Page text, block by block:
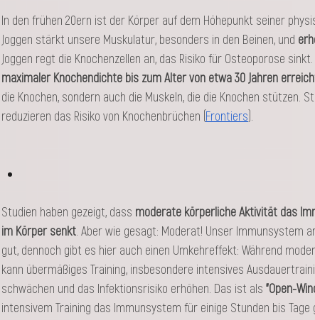
In den frühen 20ern ist der Körper auf dem Höhepunkt seiner
Joggen stärkt unsere Muskulatur, besonders in den Beinen, und
Joggen regt die Knochenzellen an, das Risiko für Osteoporose
maximaler Knochendichte bis zum Alter von etwa 30 Jahren
die Knochen, sondern auch die Muskeln, die die Knochen stützen.
reduzieren das Risiko von Knochenbrüchen​ (Frontiers)​.
Studien haben gezeigt, dass moderate körperliche Aktivität das
im Körper senkt​. Aber wie gesagt: Moderat! Unser Immunsystem
gut, dennoch gibt es hier auch einen Umkehreffekt: Während
kann übermäßiges Training, insbesondere intensives
schwächen und das Infektionsrisiko erhöhen. Das ist als "Open-
intensivem Training das Immunsystem für einige Stunden bis